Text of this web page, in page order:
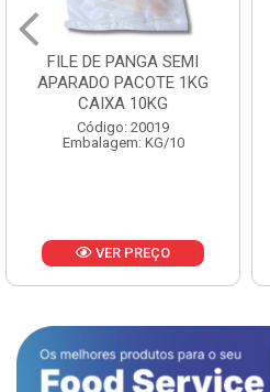
FILE DE PANGA SEMI
APARADO PACOTE 1KG
CAIXA 10KG
Código: 20019
Embalagem: KG/10
VER PREÇO